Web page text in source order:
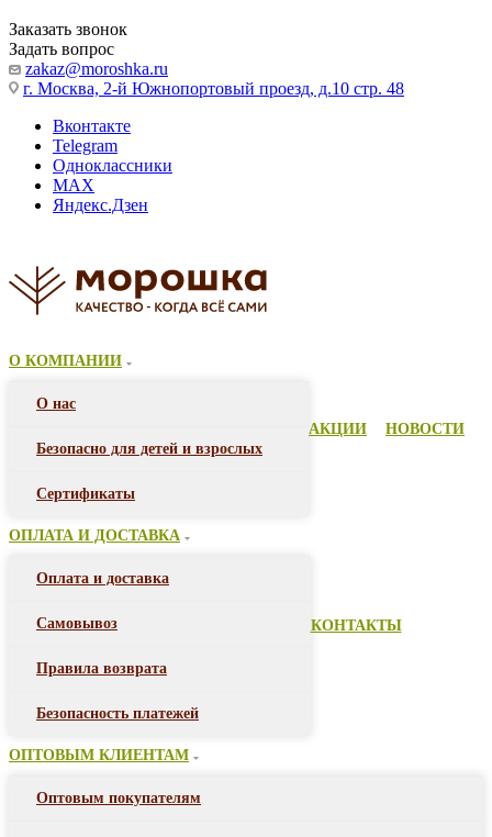
Заказать звонок
Задать вопрос
zakaz@moroshka.ru
г. Москва, 2-й Южнопортовый проезд, д.10 стр. 48
Вконтакте
Telegram
Одноклассники
MAX
Яндекс.Дзен
О КОМПАНИИ
О нас
Безопасно для детей и взрослых
Сертификаты
АКЦИИ НОВОСТИ
ОПЛАТА И ДОСТАВКА
Оплата и доставка
Самовывоз
Правила возврата
Безопасность платежей
КОНТАКТЫ
ОПТОВЫМ КЛИЕНТАМ
Оптовым покупателям